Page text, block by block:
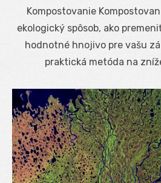
Kompostovanie
ekologický spôsob, ako
hodnotné hnojivo pre vašu
praktická metóda na